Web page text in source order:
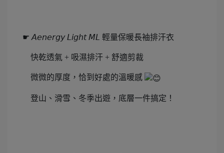
☛ 𝘈𝘦𝘯𝘦𝘳𝘨𝘺 𝘓𝘪𝘨𝘩𝘵 𝘔𝘓 輕量保暖長袖排汗衣
快乾透氣 + 吸濕排汗 + 舒適剪裁
微微的厚度，恰到好處的溫暖感
登山、滑雪、冬季出遊，底層一件搞定！